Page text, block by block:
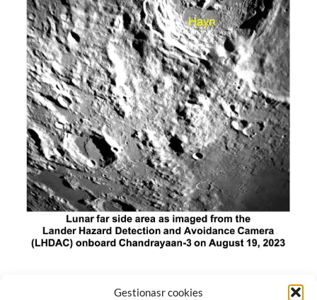
Gestionasr cookies